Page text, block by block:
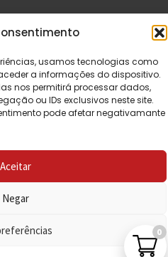
usamos tecnologias como
a informações do dispositivo.
nos permitirá processar dados,
ou IDs exclusivos neste site.
pode afetar negativamante
Aceitar
Negar
0